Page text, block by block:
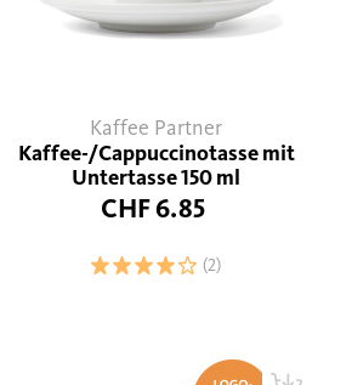
Kaffee Partner
Kaffee-/Cappuccinotasse mit
Untertasse 150 ml
CHF 6.85
(2)